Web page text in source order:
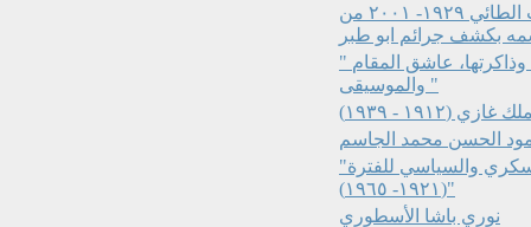
ضابط الشرطة الموصللي عقيد الشرطة فيصل محجوب الطائي ١٩٢٩- ٢٠٠١ من
بكشف جرائم ابو طبر
" جلال الحنفي العالم الديني والاديب احد اعيان بغداد وذاكرتها، عاشق المقام
والموسيقى "
غازي (١٩١٢ - ١٩٣٩)
الحسن محمد الجاسم
"حركة الضباط الاحرار، محمد نجيب الربيعي ونشاطه العسكري والسياسي للفترة
(١٩٢١- ١٩٦٥)"
نوري باشا الأسطوري